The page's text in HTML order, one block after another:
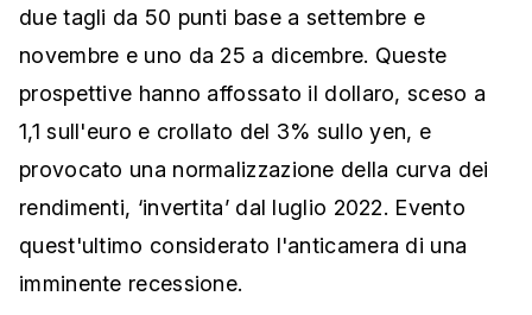
due tagli da 50 punti base a settembre e
novembre e uno da 25 a dicembre. Queste
prospettive hanno affossato il dollaro, sceso a
1,1 sull'euro e crollato del 3% sullo yen, e
provocato una normalizzazione della curva dei
rendimenti, ‘invertita’ dal luglio 2022. Evento
quest'ultimo considerato l'anticamera di una
imminente recessione.